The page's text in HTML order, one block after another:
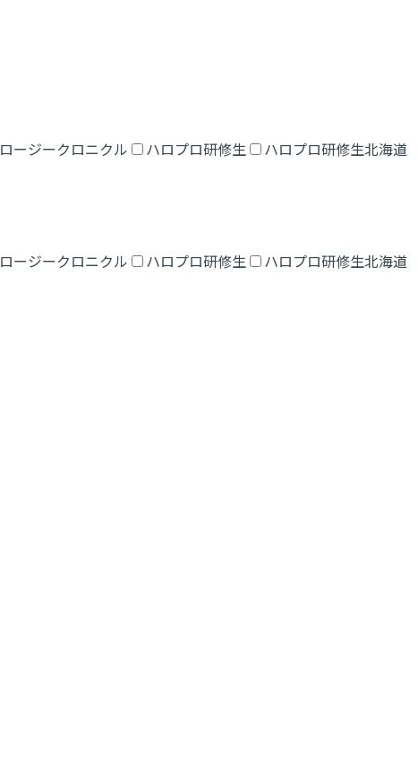
ロージークロニクル ハロプロ研修生 ハロプロ研修生北海道
ロージークロニクル ハロプロ研修生
ハロプロ研修生北海道